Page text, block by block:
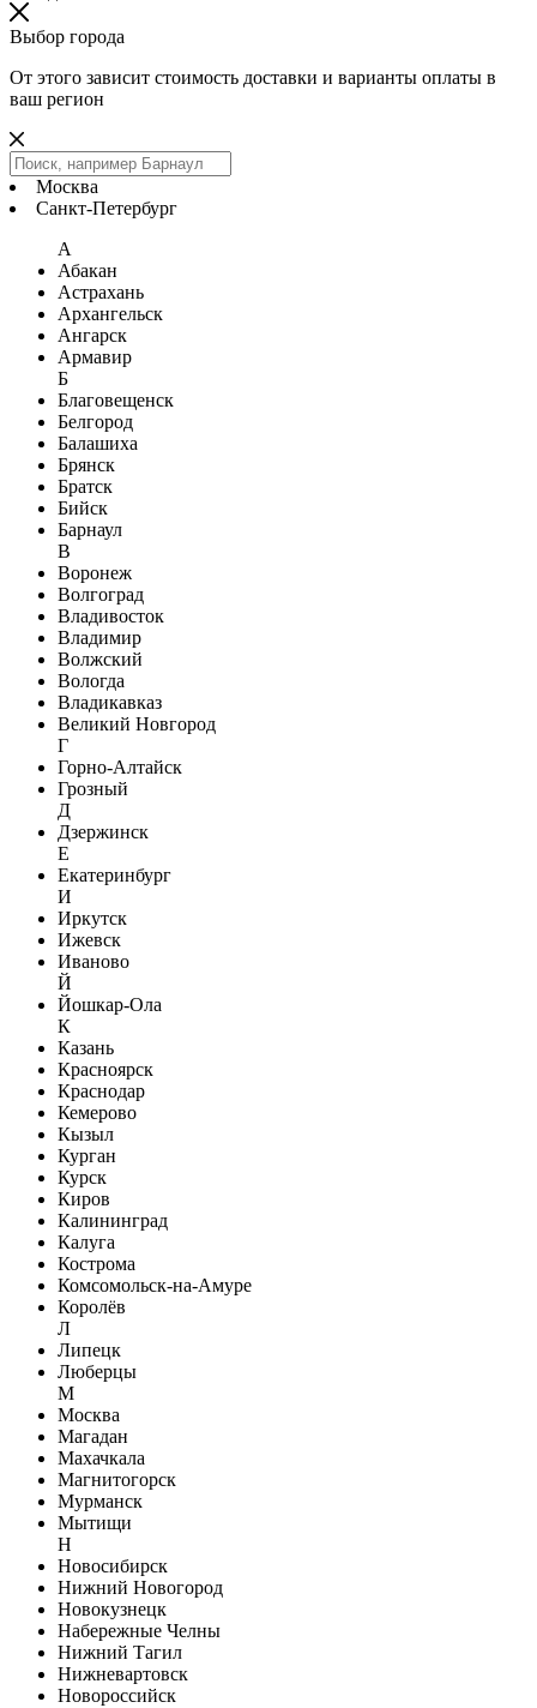
Выбор города
От этого зависит стоимость доставки и варианты оплаты в
ваш регион
Москва
Санкт-Петербург
А
Абакан
Астрахань
Архангельск
Ангарск
Армавир
Б
Благовещенск
Белгород
Балашиха
Брянск
Братск
Бийск
Барнаул
В
Воронеж
Волгоград
Владивосток
Владимир
Волжский
Вологда
Владикавказ
Великий Новгород
Г
Горно-Алтайск
Грозный
Д
Дзержинск
Е
Екатеринбург
И
Иркутск
Ижевск
Иваново
Й
Йошкар-Ола
К
Казань
Красноярск
Краснодар
Кемерово
Кызыл
Курган
Курск
Киров
Калининград
Калуга
Кострома
Комсомольск-на-Амуре
Королёв
Л
Липецк
Люберцы
М
Москва
Магадан
Махачкала
Магнитогорск
Мурманск
Мытищи
Н
Новосибирск
Нижний Новогород
Новокузнецк
Набережные Челны
Нижний Тагил
Нижневартовск
Новороссийск